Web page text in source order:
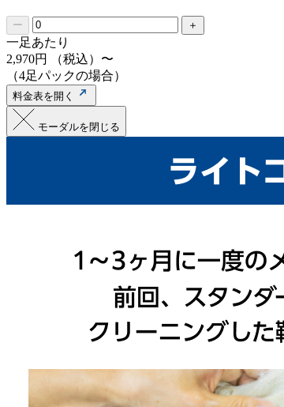
一足あたり
2,970円
（税込）〜
（4足パックの場合）
料金表を開く
モーダルを閉じる